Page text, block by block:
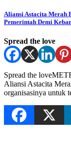
Aliansi Astacita Merah
Pemerintah Demi
Spread the love
Spread the
Aliansi Astacita
organisasinya untuk